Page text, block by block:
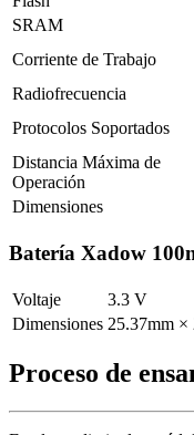
SRAM
Corriente de Trabajo
Radiofrecuencia
Protocolos Soportados
Distancia Máxima de
Operación
Dimensiones
Batería Xadow
Voltaje
3.3 V
Dimensiones 25.37mm
Proceso de